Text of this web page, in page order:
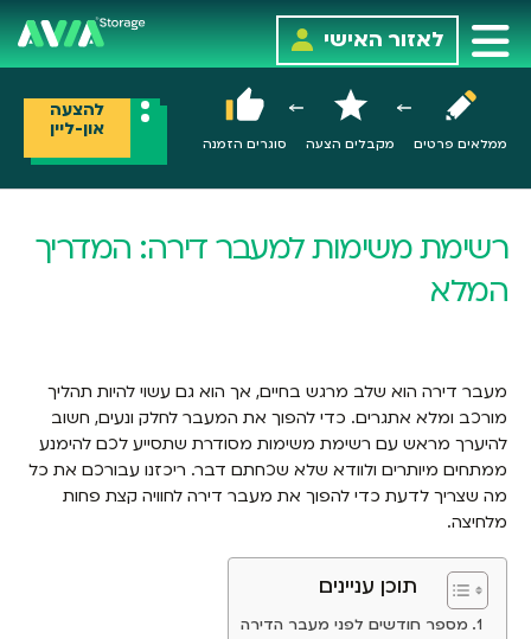
לאזור האישי
ממלאים פרטים מקבלים הצעה סוגרים הזמנה
להצעה
און-ליין
רשימת משימות למעבר דירה: המדריך
המלא
מעבר דירה הוא שלב מרגש בחיים, אך הוא גם עשוי להיות תהליך
מורכב ומלא אתגרים. כדי להפוך את המעבר לחלק ונעים, חשוב
להיערך מראש עם רשימת משימות מסודרת שתסייע לכם להימנע
ממתחים מיותרים ולוודא שלא שכחתם דבר. ריכזנו עבורכם את כל
מה שצריך לדעת כדי להפוך את מעבר דירה לחוויה קצת פחות
מלחיצה.
תוכן עניינים
מספר חודשים לפני מעבר הדירה